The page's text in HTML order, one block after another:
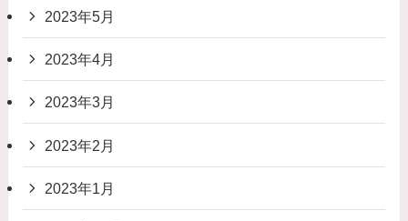
2023年5月
2023年4月
2023年3月
2023年2月
2023年1月